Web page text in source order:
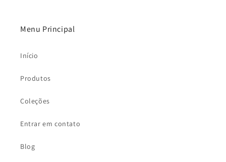
Menu Principal
Início
Produtos
Coleções
Entrar em contato
Blog